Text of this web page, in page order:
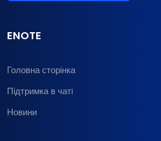
ENOTE
Головна сторінка
Підтримка в чаті
Новини